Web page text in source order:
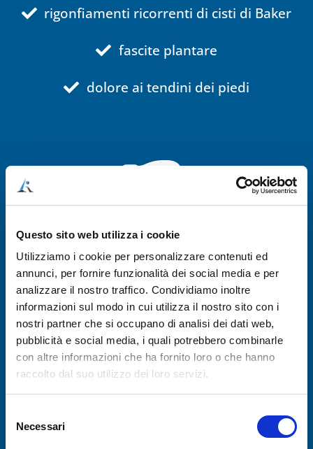
Questo sito web utilizza i cookie
Utilizziamo i cookie per personalizzare contenuti ed
annunci, per fornire funzionalità dei social media e per
analizzare il nostro traffico. Condividiamo inoltre
informazioni sul modo in cui utilizza il nostro sito con i
nostri partner che si occupano di analisi dei dati web,
pubblicità e social media, i quali potrebbero combinarle
con altre informazioni che ha fornito loro o che hanno
raccolto dal suo utilizzo dei loro servizi.
delNecessari
rigonfiamenti ricorrenti di cisti di Baker
fascite plantare
dolore ai tendini dei piedi
A chi NON può essere utile
(acquisto sconsigliato)
Questo percorso NON è adatto in caso di:
dolore dovuto solo a neuroma di
operazioni eseguite da meno di 30